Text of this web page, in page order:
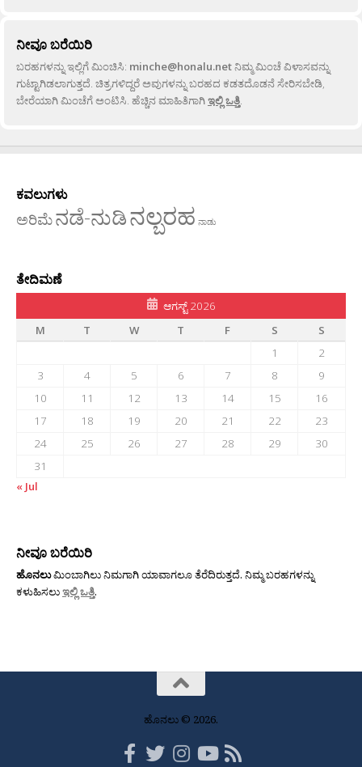
ನೀವೂ ಬರೆಯಿರಿ
ಬರಹಗಳನ್ನು ಇಲ್ಲಿಗೆ ಮಿಂಚಿಸಿ: minche@honalu.netನಿಮ್ಮ ಮಿಂಚೆ ವಿಳಾಸವನ್ನು
ಗುಟ್ಟಾಗಿಡಲಾಗುತ್ತದೆ. ಚಿತ್ರಗಳಿದ್ದರೆ ಅವುಗಳನ್ನು ಬರಹದ ಕಡತದೊಡನೆ ಸೇರಿಸಬೇಡಿ,
ಬೇರೆಯಾಗಿ ಮಿಂಚೆಗೆ ಅಂಟಿಸಿ. ಹೆಚ್ಚಿನ ಮಾಹಿತಿಗಾಗಿಇಲ್ಲಿ ಒತ್ತಿ.
ಕವಲುಗಳು
ಅರಿಮೆನಡೆ-ನುಡಿನಲ್ಬರಹ ನಾಡು
ತೇದಿಮಣೆ
ಆಗಸ್ಟ್ 2026
M
T W T F S
S
1
2
3
4 5 6 7 8
9
10
11 12 13 14 15
16
17
18 19 20 21 22
23
24
25 26 27 28 29
30
31
« Jul
ನೀವೂ ಬರೆಯಿರಿ
ಹೊನಲುಮಿಂಬಾಗಿಲು ನಿಮಗಾಗಿ ಯಾವಾಗಲೂ ತೆರೆದಿರುತ್ತದೆ. ನಿಮ್ಮ ಬರಹಗಳನ್ನು
ಕಳುಹಿಸಲುಇಲ್ಲಿ ಒತ್ತಿ.
ಹೊನಲು © 2026.